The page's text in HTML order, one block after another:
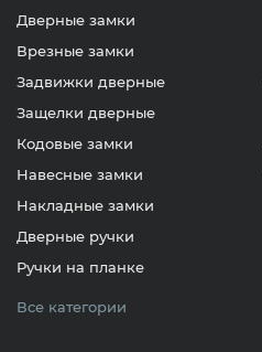
Дверные замки
Врезные замки
Задвижки дверные
Защелки дверные
Кодовые замки
Навесные замки
Накладные замки
Дверные ручки
Ручки на планке
Все категории